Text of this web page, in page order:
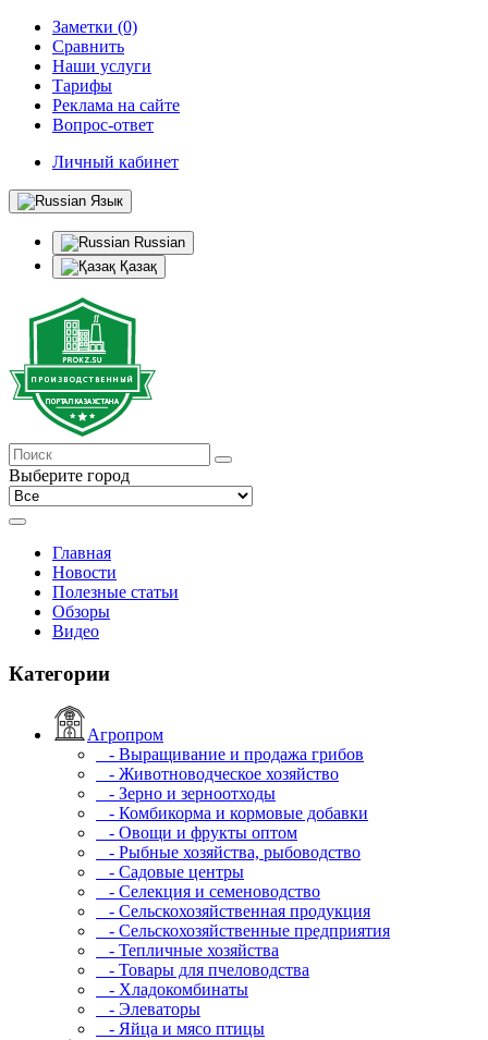
Заметки (0)
Сравнить
Наши услуги
Тарифы
Реклама на сайте
Вопрос-ответ
Личный кабинет
Язык
Russian
Қазақ
Выберите город
Главная
Новости
Полезные статьи
Обзоры
Видео
Категории
Агропром
- Выращивание и продажа грибов
- Животноводческое хозяйство
- Зерно и зерноотходы
- Комбикорма и кормовые добавки
- Овощи и фрукты оптом
- Рыбные хозяйства, рыбоводство
- Садовые центры
- Селекция и семеноводство
- Сельскохозяйственная продукция
- Сельскохозяйственные предприятия
- Тепличные хозяйства
- Товары для пчеловодства
- Хладокомбинаты
- Элеваторы
- Яйца и мясо птицы